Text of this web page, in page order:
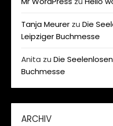
Tanja Meurer zuDie
Leipziger Buchmesse
Anita zuDie
Buchmesse
ARCHIV